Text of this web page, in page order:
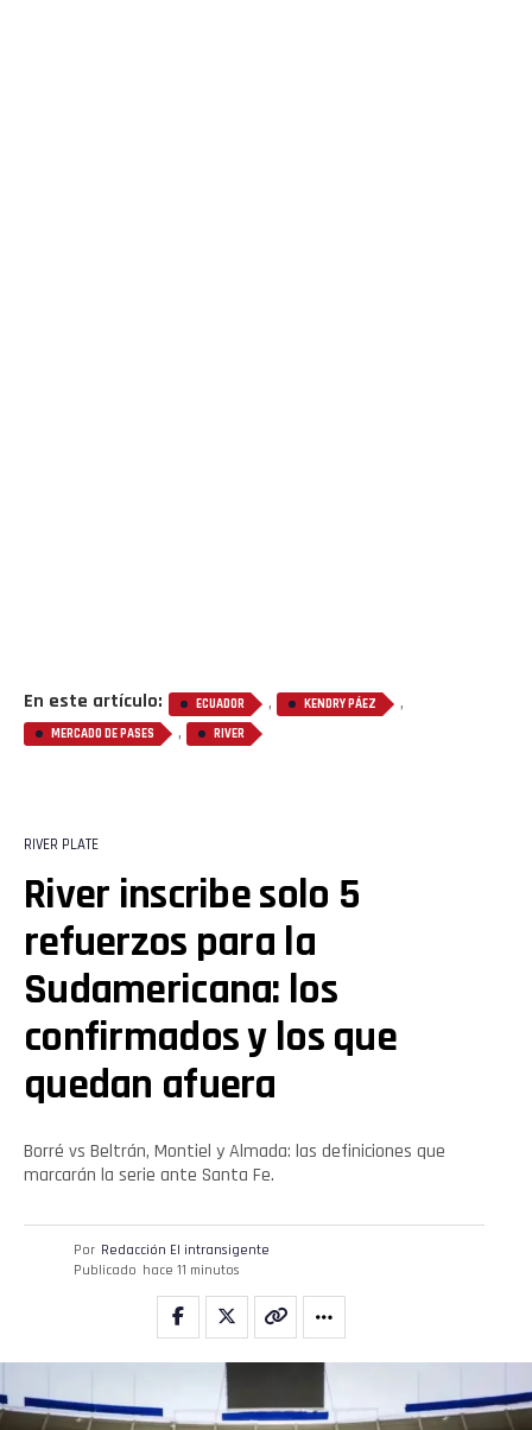
En este artículo: ECUADOR , KENDRY PÁEZ ,
MERCADO DE PASES , RIVER
RIVER PLATE
River inscribe solo 5
refuerzos para la
Sudamericana: los
confirmados y los que
quedan afuera
Borré vs Beltrán, Montiel y Almada: las definiciones que
marcarán la serie ante Santa Fe.
Por Redacción El intransigente
Publicado hace 11 minutos